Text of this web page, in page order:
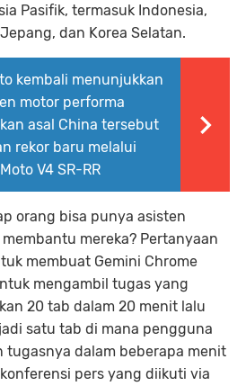
Pasifik, termasuk Indonesia,
dan Korea Selatan.
kembali menunjukkan
motor performa
asal China tersebut
rekor baru melalui
V4 SR-RR
orang bisa punya asisten
mereka? Pertanyaan
membuat Gemini Chrome
mengambil tugas yang
20 tab dalam 20 menit lalu
satu tab di mana pengguna
tugasnya dalam beberapa menit
pers yang diikuti via